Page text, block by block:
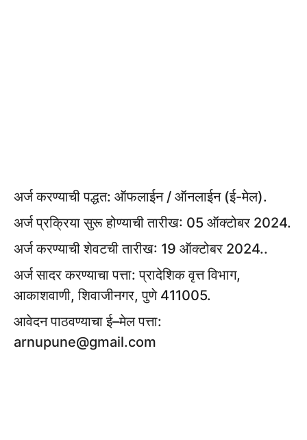
अर्ज करण्याची पद्धत: ऑफलाईन / ऑनलाईन (ई-मेल).
अर्ज प्रक्रिया सुरू होण्याची तारीख: 05 ऑक्टोबर 2024.
अर्ज करण्याची शेवटची तारीख: 19 ऑक्टोबर 2024..
अर्ज सादर करण्याचा पत्ता: प्रादेशिक वृत्त विभाग,
आकाशवाणी, शिवाजीनगर, पुणे 411005.
आवेदन पाठवण्याचा ई–मेल पत्ता:
arnupune@gmail.com